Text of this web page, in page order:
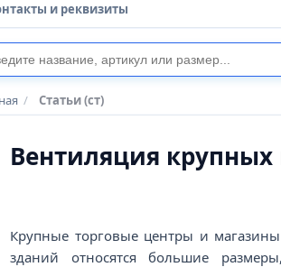
и реквизиты
/ Статьи (ст)
Вентиляция крупных
Крупные торговые центры и
зданий относятся большие